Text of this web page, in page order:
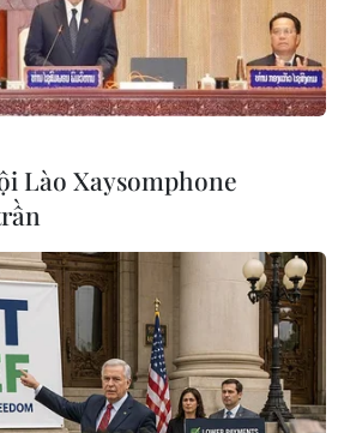
kêu gọi
động,
trào thi đua
cán bộ,
hoàn thành
Hội nghị Đối
đảng, công tác
ngành ngoại
07/08/2026 07:42
'Ngoại giao
động lực bứt
Lào Xaysomphone